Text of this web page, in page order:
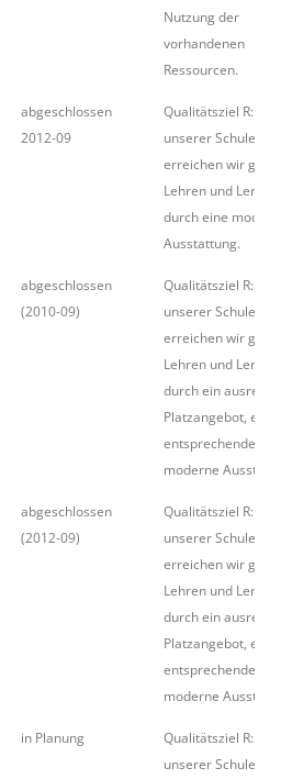
Nutzung der
vorhandenen
Ressourcen.
abgeschlossen
2012-09
Qualitätsziel R: In
unserer Schule
erreichen wir gutes
Lehren und Lernen
durch eine
Ausstattung.
abgeschlossen
(2010-09)
Qualitätsziel R: In
unserer Schule
erreichen wir gutes
Lehren und Lernen
durch ein
Platzangebot, eine
entsprechende
moderne
abgeschlossen
(2012-09)
Qualitätsziel R: In
unserer Schule
erreichen wir gutes
Lehren und Lernen
durch ein
Platzangebot, eine
entsprechende
moderne
in Planung
Qualitätsziel R: In
unserer Schule